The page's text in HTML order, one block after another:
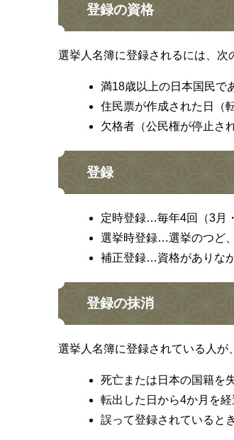
登録の資格
選挙人名簿に登録されるには、次
満18歳以上の日本国民で
住民票が作成された日（
欠格者（公民権が停止さ
登録
定時登録…毎年4回（3月
選挙時登録…選挙のつど
補正登録…資格がありな
登録の抹消
選挙人名簿に登録されている人が
死亡または日本の国籍を
転出した日から4か月を経
誤って登録されているとき